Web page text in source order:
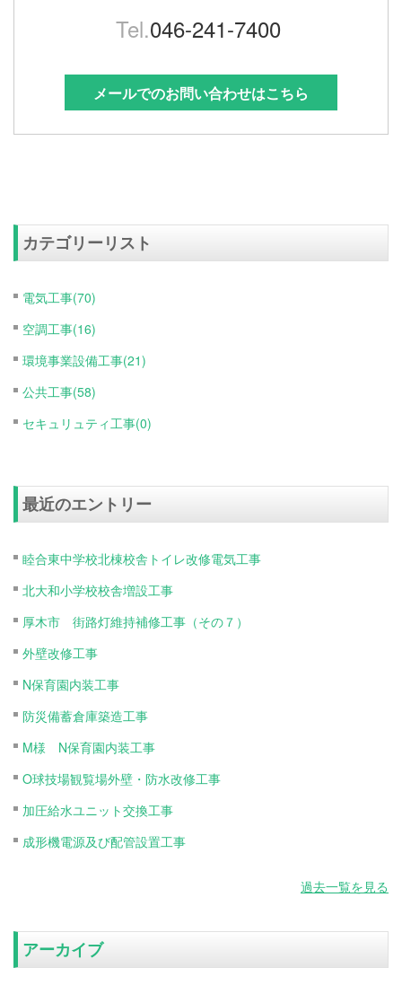
Tel.046-241-7400
メールでのお問い合わせはこちら
カテゴリーリスト
電気工事(70)
空調工事(16)
環境事業設備工事(21)
公共工事(58)
セキュリュティ工事(0)
最近のエントリー
睦合東中学校北棟校舎トイレ改修電気工事
北大和小学校校舎増設工事
厚木市 街路灯維持補修工事（その７）
外壁改修工事
N保育園内装工事
防災備蓄倉庫築造工事
M様 N保育園内装工事
O球技場観覧場外壁・防水改修工事
加圧給水ユニット交換工事
成形機電源及び配管設置工事
過去一覧を見る
アーカイブ